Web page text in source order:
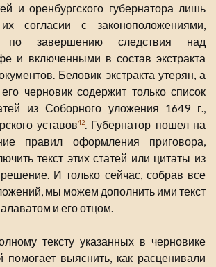
и оренбургского губернатора лишь
согласии с законоположениями,
по завершению следствия над
и включенными в состав экстракта
Беловик экстракта утерян, а
черновик содержит только список
из Соборного уложения 1649 г.,
уставов42. Губернатор пошел на
правил оформления приговора,
текст этих статей или цитаты из
И только сейчас, собрав все
мы можем дополнить ими текст
и его отцом.
тексту указанных в черновике
помогает выяснить, как расценивали